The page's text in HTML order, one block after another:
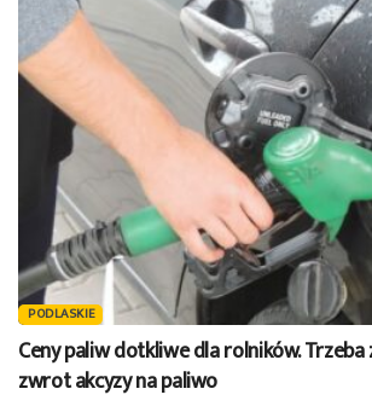
PODLASKIE
Ceny paliw dotkliwe dla rolników. Trzeba
zwrot akcyzy na paliwo